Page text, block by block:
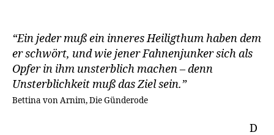
“Ein jeder muß ein inneres Heiligthum haben dem
er schwört, und wie jener Fahnenjunker sich als
Opfer in ihm unsterblich machen – denn
Unsterblichkeit muß das Ziel sein.”
Bettina von Arnim, Die Günderode
D